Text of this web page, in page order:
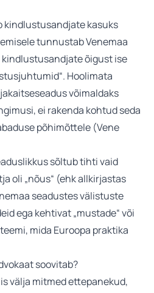
kindlustusandjate kasuks
tunnustab Venemaa
õigust ise
Hoolimata
võimaldaks
ei rakenda kohtud seda
põhimõttele (Vene
sõltub tihti vaid
oli „nõus“ (ehk allkirjastas
seadustes välistuste
ega kehtivat „mustade“ või
mida Euroopa praktika
soovitab?
välja mitmed ettepanekud,